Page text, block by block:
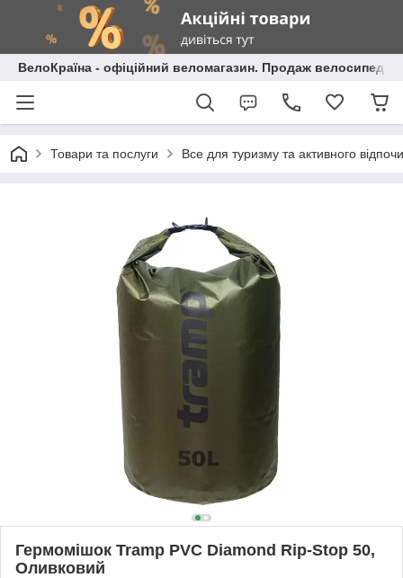
ВелоКраїна - офіційний веломагазин. Продаж велосипедів
Товари та послуги Все для туризму та активного
Гермомішок Tramp PVC Diamond Rip-Stop 50,
Оливковий